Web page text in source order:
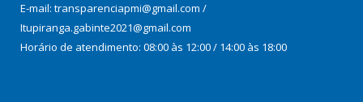
E-mail: transparenciapmi@gmail.com /
Itupiranga.gabinte2021@gmail.com
Horário de atendimento: 08:00 às 12:00 / 14:00 às 18:00